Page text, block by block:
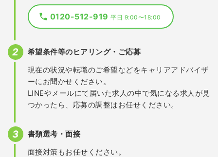
0120-512-919平日 9:00〜18:00
希望条件等のヒアリング・ご応募
現在の状況や転職のご希望などをキャリアアドバイザ
ーにお聞かせください。
LINEやメールにて届いた求人の中で気になる求人が見
つかったら、応募の調整はお任せください。
書類選考・面接
面接対策もお任せください。